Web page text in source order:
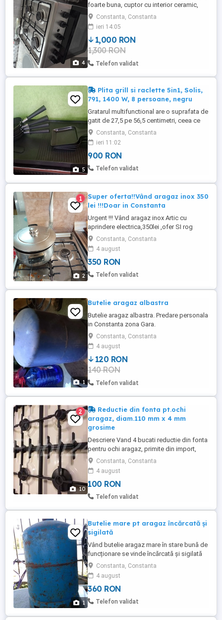
4
foarte buna, cuptor cu interior ceramic,
achiziționat ianuarie 2025.
Constanta, Constanta
ieri 14:05
1,000 RON
1,300 RON
Telefon validat
5
Plita grill si raclette 5in1, Solis,
791, 1400 W, 8 persoane, negru
Gratarul multifunctional are o suprafata de
gatit de 27,5 pe 56,5 centimetri, ceea ce
ofera suficient spatiu pentru toate
alimentele dorite. Placa este pe jumatate
striata si pe jumatate neteda, astfel incat
alimentele pot fi preparate fie la gratar, sau
coapte. Cealalta parte a placii este
Constanta, Constanta
ieri 11:02
900 RON
Telefon validat
2
1
Super oferta!!Vând aragaz inox 350
lei !!!Doar in Constanta
Urgent !!! Vând aragaz inox Artic cu
aprindere electrica,350lei ,ofer SI rog
seriozitate! Doar in Constanta!!!
Constanta, Constanta
4 august
350 RON
Telefon validat
1
Butelie aragaz albastra
Butelie aragaz albastra. Predare personala
in Constanta zona Gara.
Constanta, Constanta
4 august
120 RON
140 RON
Telefon validat
10
2
Reductie din fonta pt.ochi
aragaz, diam.110 mm x 4 mm
grosime
Descriere Vand 4 bucati reductie din fonta
pentru ochi aragaz, primite din import,
asigura o mare stabilitate a vaselor pe
aragaz, poze reale. Destinate doar
aragazelor care au gratarele din fonta !
Sunt confectionate la comanda la o
otalarie speciala din Anglia. Dimensiuni
Constanta, Constanta
4 august
100 RON
Telefon validat
1
Butelie mare pt aragaz încărcată și
sigilată
Vând butelie aragaz mare în stare bună de
funcționare se vinde încărcată și sigilată
numai în municipiul Constanța sau în țară
dacă aveți posibilitate să o transportați la
domiciliu firmele de curierat nu preiau
produse inflamabile
Constanta, Constanta
4 august
360 RON
Telefon validat